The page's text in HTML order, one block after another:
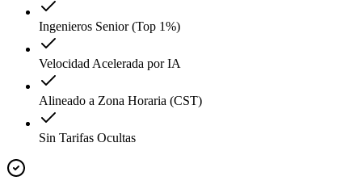
Ingenieros Senior (Top 1%)
Velocidad Acelerada por IA
Alineado a Zona Horaria (CST)
Sin Tarifas Ocultas